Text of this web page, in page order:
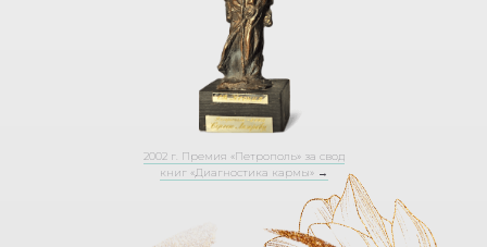
2002 г. Премия «Петрополь» за свод
книг «Диагностика кармы» →